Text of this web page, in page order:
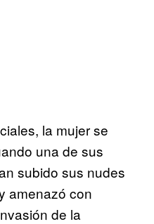
la mujer se
una de sus
subido sus nudes
amenazó con
de la